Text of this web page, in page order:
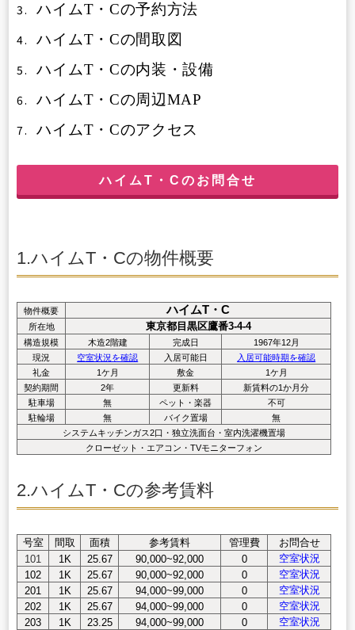
3. ハイムT・Cの予約方法
4. ハイムT・Cの間取図
5. ハイムT・Cの内装・設備
6. ハイムT・Cの周辺MAP
7. ハイムT・Cのアクセス
ハイムT・Cのお問合せ
1.ハイムT・Cの物件概要
物件概要 ハイムT・C
所在地 東京都目黒区鷹番3-4-4
構造規模 木造2階建 完成日
1967年12月
現況
空室状況を確認 入居可能日
入居可能時期を確認
礼金
1ケ月 敷金
1ケ月
契約期間
2年 更新料
新賃料の1か月分
駐車場
無 ペット・楽器
不可
駐輪場
無 バイク置場
無
システムキッチンガス2口・独立洗面台・室内洗濯機置場
クローゼット・エアコン・TVモニターフォン
2.ハイムT・Cの参考賃料
号室 間取 面積 参考賃料 管理費
お問合せ
101
1K 25.67 90,000~92,000 0
空室状況
102
1K 25.67 90,000~92,000 0
空室状況
201
1K 25.67 94,000~99,000 0
空室状況
202
1K 25.67 94,000~99,000 0
空室状況
203
1K 23.25 94,000~99,000 0 空室状況